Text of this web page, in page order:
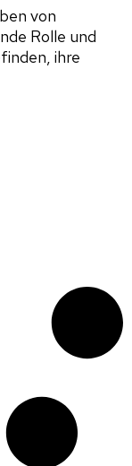
von
Rolle und
ihre